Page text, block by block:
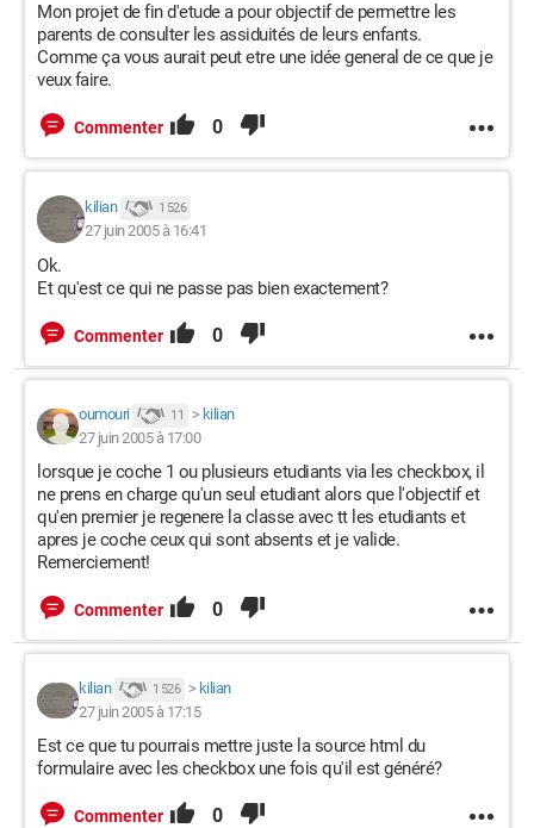
Mon projet de fin d'etude a pour objectif de permettre les
parents de consulter les assiduités de leurs enfants.
Comme ça vous aurait peut etre une idée general de ce que je
veux faire.
Commenter 0
kilian 1 526
27 juin 2005 à 16:41
Ok.
Et qu'est ce qui ne passe pas bien exactement?
Commenter 0
oumouri 11 > kilian
27 juin 2005 à 17:00
lorsque je coche 1 ou plusieurs etudiants via les checkbox, il
ne prens en charge qu'un seul etudiant alors que l'objectif et
qu'en premier je regenere la classe avec tt les etudiants et
apres je coche ceux qui sont absents et je valide.
Remerciement!
Commenter 0
kilian 1 526 > kilian
27 juin 2005 à 17:15
Est ce que tu pourrais mettre juste la source html du
formulaire avec les checkbox une fois qu'il est généré?
Commenter 0